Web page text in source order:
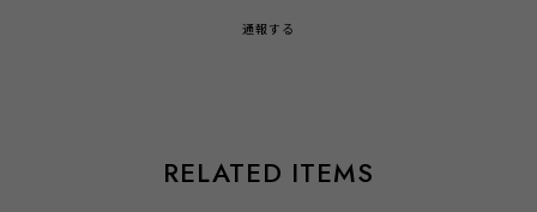
通報する
RELATED ITEMS